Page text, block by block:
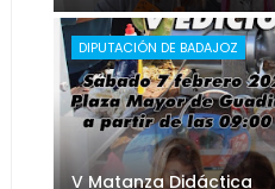
DIPUTACIÓN DE BADAJOZ
V Matanza Didáctica